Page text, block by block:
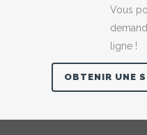
Vous
ligne !
OBTENIR UNE